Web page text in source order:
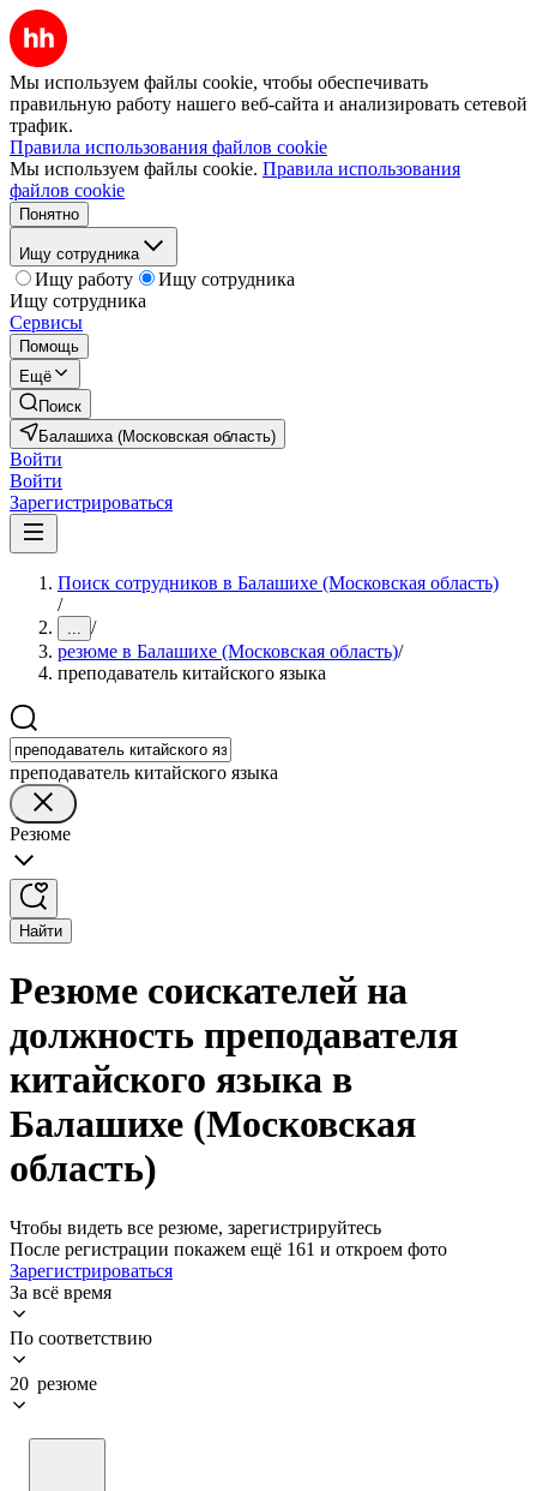
Мы используем файлы cookie, чтобы обеспечивать
правильную работу нашего веб-сайта и анализировать сетевой
трафик.
Правила использования файлов cookie
Мы используем файлы cookie. Правила использования
файлов cookie
Понятно
Ищу сотрудника
Ищу работу
Ищу сотрудника
Ищу сотрудника
Сервисы
Помощь
Ещё
Поиск
Балашиха (Московская область)
Войти
Войти
Зарегистрироваться
Поиск сотрудников в Балашихе (Московская область)
/
... /
резюме в Балашихе (Московская область)/
преподаватель китайского языка
преподаватель китайского языка
Резюме
Найти
Резюме соискателей на
должность преподавателя
китайского языка в
Балашихе (Московская
область)
Чтобы видеть все резюме, зарегистрируйтесь
После регистрации покажем ещё 161 и откроем фото
Зарегистрироваться
За всё время
По соответствию
20 резюме